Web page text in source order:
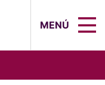
MENÚ